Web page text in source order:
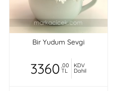
Bir Yudum Sevgi
3360 ,00
TL
KDV
Dahil